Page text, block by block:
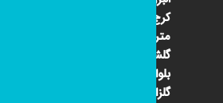
متری
گلشهر
بلوار
گلزار